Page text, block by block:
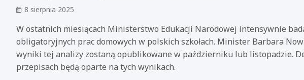
8 sierpnia 2025
W ostatnich miesiącach Ministerstwo Edukacji Narodowej intensywnie
obligatoryjnych prac domowych w polskich szkołach. Minister Barbara
wyniki tej analizy zostaną opublikowane w październiku lub listopadzie.
przepisach będą oparte na tych wynikach.